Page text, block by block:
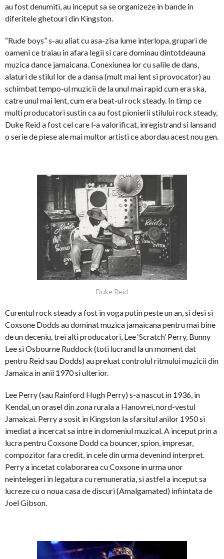
au fost denumiti, au inceput sa se organizeze in bande in
diferitele ghetouri din Kingston.
“Rude boys” s-au aliat cu asa-zisa lume interlopa, grupari de
oameni ce traiau in afara legii si care dominau dintotdeauna
muzica dance jamaicana. Conexiunea lor cu salile de dans,
alaturi de stilul lor de a dansa (mult mai lent si provocator) au
schimbat tempo-ul muzicii de la unul mai rapid cum era ska,
catre unul mai lent, cum era beat-ul rock steady. In timp ce
multi producatori sustin ca au fost pionierii stilului rock steady,
Duke Reid a fost cel care l-a valorificat, inregistrand si lansand
o serie de piese ale mai multor artisti ce abordau acest nou gen.
Duke Reid
Curentul rock steady a fost in voga putin peste un an, si desi si
Coxsone Dodds au dominat muzica jamaicana pentru mai bine
de un deceniu, trei alti producatori, Lee ‘Scratch’ Perry, Bunny
Lee si Osbourne Ruddock (toti lucrand la un moment dat
pentru Reid sau Dodds) au preluat controlul ritmului muzicii din
Jamaica in anii 1970 si ulterior.
Lee Perry (sau Rainford Hugh Perry) s-a nascut in 1936, in
Kendal, un orasel din zona rurala a Hanovrei, nord-vestul
Jamaicai. Perry a sosit in Kingston la sfarsitul anilor 1950 si
imediat a incercat sa intre in domeniul muzical. A inceput prin a
lucra pentru Coxsone Dodd ca bouncer, spion, impresar,
compozitor fara credit, in cele din urma devenind interpret.
Perry a incetat colaborarea cu Coxsone in urma unor
neintelegeri in legatura cu remuneratia, si astfel a inceput sa
lucreze cu o noua casa de discuri (Amalgamated) infiintata de
Joel Gibson.